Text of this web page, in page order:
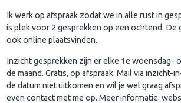
Ik werk op afspraak zodat we in alle rust in
is plek voor 2 gesprekken op een ochtend. De
ook online plaatsvinden.
Inzicht gesprekken zijn er elke 1e woensdag-
de maand. Gratis, op afspraak. Mail via
de datum niet uitkomen en wil je wel graag
even contact met me op. Meer informatie: